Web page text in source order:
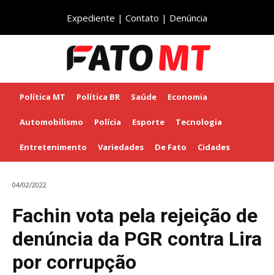
Expediente | Contato | Denúncia
Política MT Política BR Saúde Economia
Automobilismo Polícia Esporte Tecnologia
Entretenimento Variedades De Fato Cidades
04/02/2022
Fachin vota pela rejeição de
denúncia da PGR contra Lira
por corrupção